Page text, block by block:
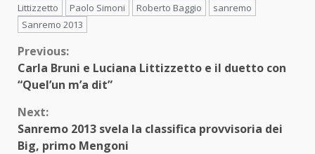
Littizzetto
Paolo Simoni Roberto Baggio
sanremo
Sanremo 2013
Continue
Reading
Previous:
Carla Bruni e Luciana Littizzetto e il duetto con
“Quel’un m’a dit”
Next:
Sanremo 2013 svela la classifica provvisoria dei
Big, primo Mengoni